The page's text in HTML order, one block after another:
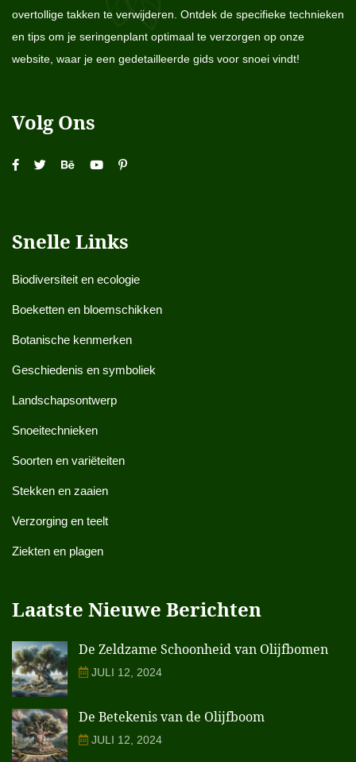
overtollige takken te verwijderen. Ontdek de specifieke technieken
en tips om je seringenplant optimaal te verzorgen op onze
website, waar je een gedetailleerde gids voor snoei vindt!
Volg Ons
Snelle Links
Biodiversiteit en ecologie
Boeketten en bloemschikken
Botanische kenmerken
Geschiedenis en symboliek
Landschapsontwerp
Snoeitechnieken
Soorten en variëteiten
Stekken en zaaien
Verzorging en teelt
Ziekten en plagen
Laatste Nieuwe Berichten
De Zeldzame Schoonheid van Olijfbomen
JULI 12, 2024
De Betekenis van de Olijfboom
JULI 12, 2024